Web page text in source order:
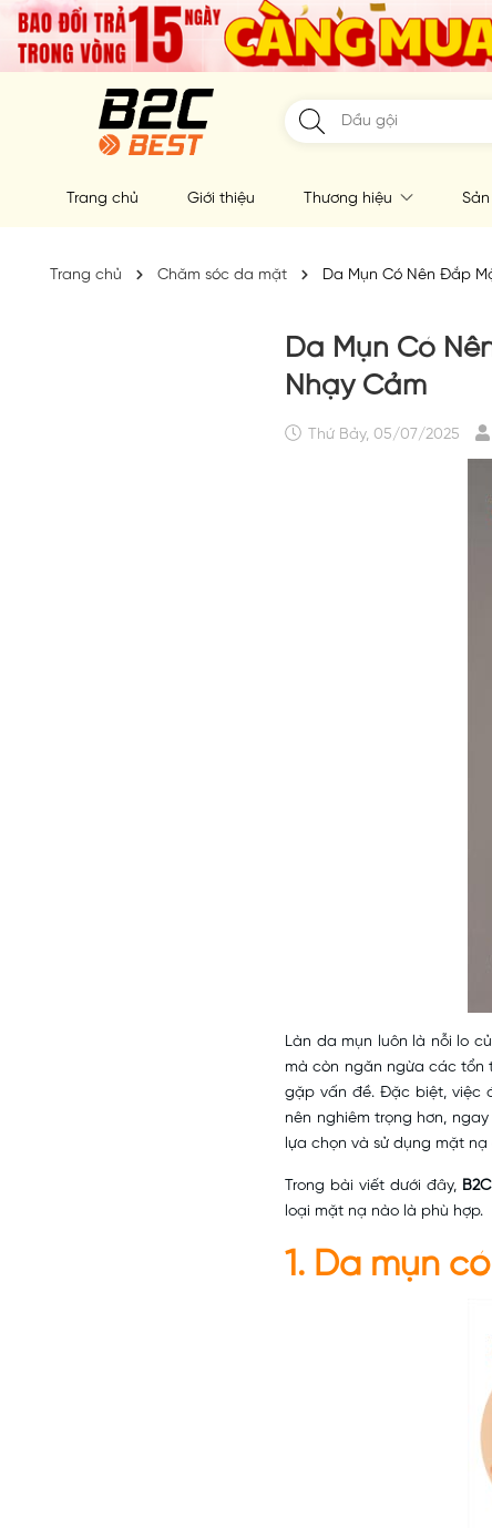
Trang chủ Giới thiệu Thương hiệu
Trang chủ Chăm sóc da mặt Da Mụn Có Nên Đắp
Da Mụn Có
Nhạy Cảm
Thứ Bảy, 05/07/2025
Làn da mụn luôn là nỗi lo
mà còn ngăn ngừa các tổn
gặp vấn đề. Đặc biệt, việc
nên nghiêm trọng hơn,
lựa chọn và sử dụng mặt
Trong bài viết dưới đây,
loại mặt nạ nào là phù hợp.
1. Da mụn